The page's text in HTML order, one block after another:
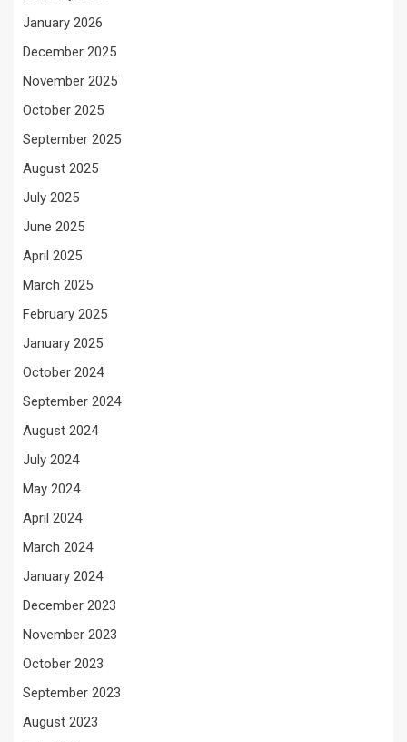
January 2026
December 2025
November 2025
October 2025
September 2025
August 2025
July 2025
June 2025
April 2025
March 2025
February 2025
January 2025
October 2024
September 2024
August 2024
July 2024
May 2024
April 2024
March 2024
January 2024
December 2023
November 2023
October 2023
September 2023
August 2023